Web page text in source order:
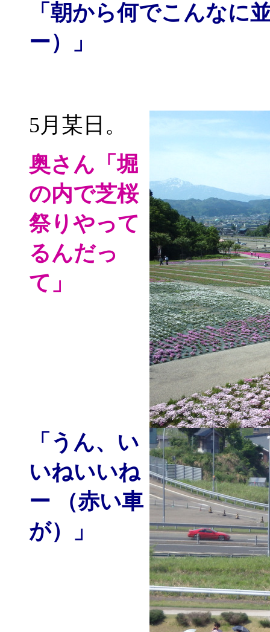
「朝から何でこんな
ー）」
5月某日。
奥さん 「堀
の内で芝桜
祭りやって
るんだっ
て」
「うん、い
いねいいね
ー （赤い車
が）」